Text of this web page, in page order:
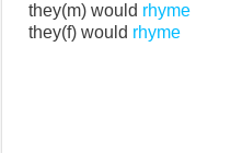
they(m) would rhyme
they(f) would rhyme